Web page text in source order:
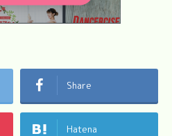
Share
Hatena